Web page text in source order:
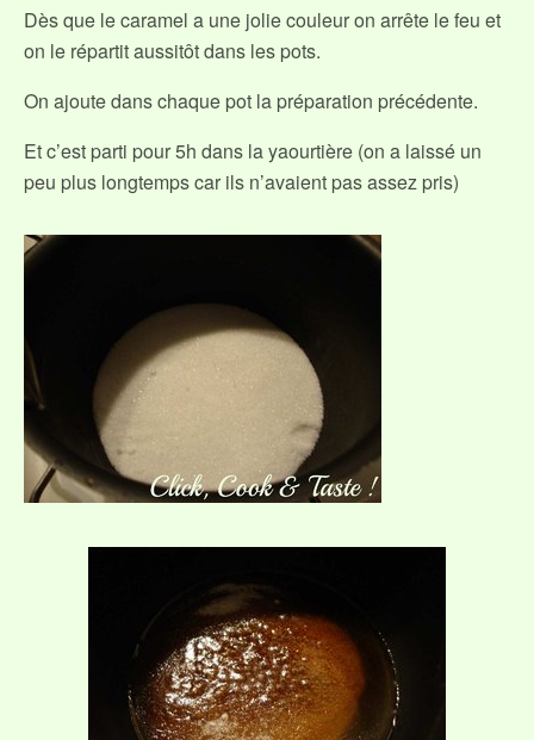
Dès que le caramel a une jolie couleur on arrête le feu et
on le répartit aussitôt dans les pots.
On ajoute dans chaque pot la préparation précédente.
Et c’est parti pour 5h dans la yaourtière (on a laissé un
peu plus longtemps car ils n’avaient pas assez pris)